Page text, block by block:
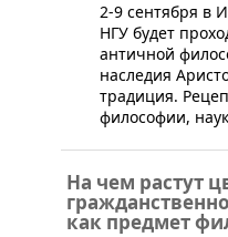
​2-9 сентября в
НГУ будет
античной
наследия
традиция.
философии,
На чем растут
как предмет